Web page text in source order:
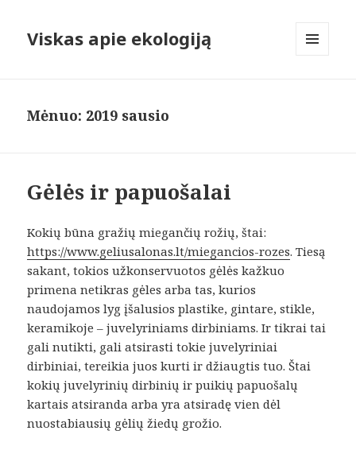
Viskas apie ekologiją
Mėnuo: 2019 sausio
Gėlės ir papuošalai
Kokių būna gražių miegančių rožių, štai:
https://www.geliusalonas.lt/miegancios-rozes. Tiesą
sakant, tokios užkonservuotos gėlės kažkuo
primena netikras gėles arba tas, kurios
naudojamos lyg įšalusios plastike, gintare, stikle,
keramikoje – juvelyriniams dirbiniams. Ir tikrai tai
gali nutikti, gali atsirasti tokie juvelyriniai
dirbiniai, tereikia juos kurti ir džiaugtis tuo. Štai
kokių juvelyrinių dirbinių ir puikių papuošalų
kartais atsiranda arba yra atsiradę vien dėl
nuostabiausių gėlių žiedų grožio.